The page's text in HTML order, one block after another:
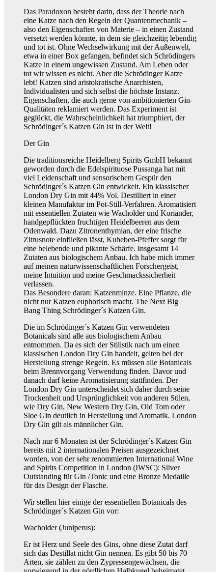
Das Paradoxon besteht darin, dass der Theorie nach
eine Katze nach den Regeln der Quantenmechanik –
also den Eigenschaften von Materie – in einen Zustand
versetzt werden könnte, in dem sie gleichzeitig lebendig
und tot ist. Ohne Wechselwirkung mit der Außenwelt,
etwa in einer Box gefangen, befindet sich Schrödingers
Katze in einem ungewissen Zustand. Am Leben oder
tot wir wissen es nicht. Aber die Schrödinger Katze
lebt! Katzen sind aristokratische Anarchisten,
Individualisten und sich selbst die höchste Instanz.
Eigenschaften, die auch gerne von ambitionierten Gin-
Qualitäten reklamiert werden. Das Experiment ist
geglückt, die Wahrscheinlichkeit hat triumphiert, der
Schrödinger´s Katzen Gin ist in der Welt!
Der Gin
Die traditionsreiche Heidelberg Spirits GmbH bekannt
geworden durch die Edelspirituose Pussanga hat mit
viel Leidenschaft und sensorischem Gespür den
Schrödinger´s Katzen Gin entwickelt. Ein klassischer
London Dry Gin mit 44% Vol. Destilliert in einer
kleinen Manufaktur im Pot-Still-Verfahren. Aromatisiert
mit essentiellen Zutaten wie Wacholder und Koriander,
handgepflückten fruchtigen Heidelbeeren aus dem
Odenwald. Dazu Zitronenthymian, der eine frische
Zitrusnote einfließen lässt, Kubeben-Pfeffer sorgt für
eine belebende und pikante Schärfe. Insgesamt 14
Zutaten aus biologischem Anbau. Ich habe mich immer
auf meinen naturwissenschaftlichen Forschergeist,
meine Intuition und meine Geschmackssicherheit
verlassen.
Das Besondere daran: Katzenminze. Eine Pflanze, die
nicht nur Katzen euphorisch macht. The Next Big
Bang Thing Schrödinger´s Katzen Gin.
Die im Schrödinger´s Katzen Gin verwendeten
Botanicals sind alle aus biologischem Anbau
entnommen. Da es sich der Stilistik nach um einen
klassischen London Dry Gin handelt, gelten bei der
Herstellung strenge Regeln. Es müssen alle Botanicals
beim Brennvorgang Verwendung finden. Davor und
danach darf keine Aromatisierung stattfinden. Der
London Dry Gin unterscheidet sich daher durch seine
Trockenheit und Ursprünglichkeit von anderen Stilen,
wie Dry Gin, New Western Dry Gin, Old Tom oder
Sloe Gin deutlich in Herstellung und Aromatik. London
Dry Gin gilt als männlicher Gin.
Nach nur 6 Monaten ist der Schrödinger´s Katzen Gin
bereits mit 2 internationalen Preisen ausgezeichnet
worden, von der sehr renommierten International Wine
and Spirits Competition in London (IWSC): Silver
Outstanding für Gin /Tonic und eine Bronze Medaille
für das Design der Flasche.
Wir stellen hier einige der essentiellen Botanicals des
Schrödinger´s Katzen Gin vor:
Wacholder (Juniperus):
Er ist Herz und Seele des Gins, ohne diese Zutat darf
sich das Destillat nicht Gin nennen. Es gibt 50 bis 70
Arten, sie zählen zu den Zypressengewächsen, die